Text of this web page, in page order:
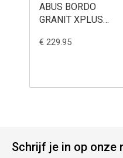
ABUS BORDO
GRANIT XPLUS
€ 229.95
Schrijf je in op onze